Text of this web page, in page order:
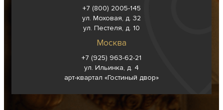
+7 (800) 2005-145
ул. Моховая, д. 32
ул. Пестеля, д. 10
Москва
+7 (925) 963-62-21
ул. Ильинка, д. 4
арт-квартал «Гостиный двор»